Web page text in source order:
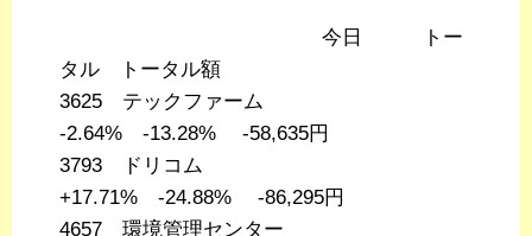
今日 トー
タル トータル額
3625 テックファーム
-2.64% -13.28% -58,635円
3793 ドリコム
+17.71% -24.88% -86,295円
4657 環境管理センター